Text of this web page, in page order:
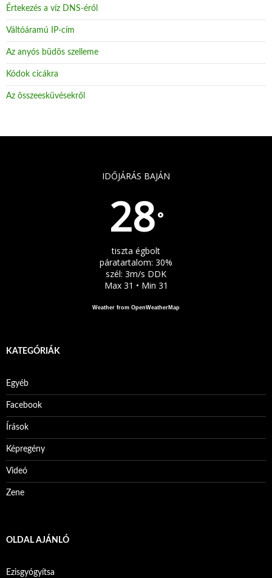
Értekezés a víz DNS-éről
Váltóáramú IP-cím
Az anyós büdös szelleme
Kódok cicákra
Az összeesküvésekről
IDŐJÁRÁS BAJÁN
28°
tiszta égbolt
páratartalom: 30%
szél: 3m/s DDK
Max 31 • Min 31
Weather from OpenWeatherMap
KATEGÓRIÁK
Egyéb
Facebook
Írások
Képregény
Videó
Zene
OLDAL AJÁNLÓ
Ezisgyógyítsa